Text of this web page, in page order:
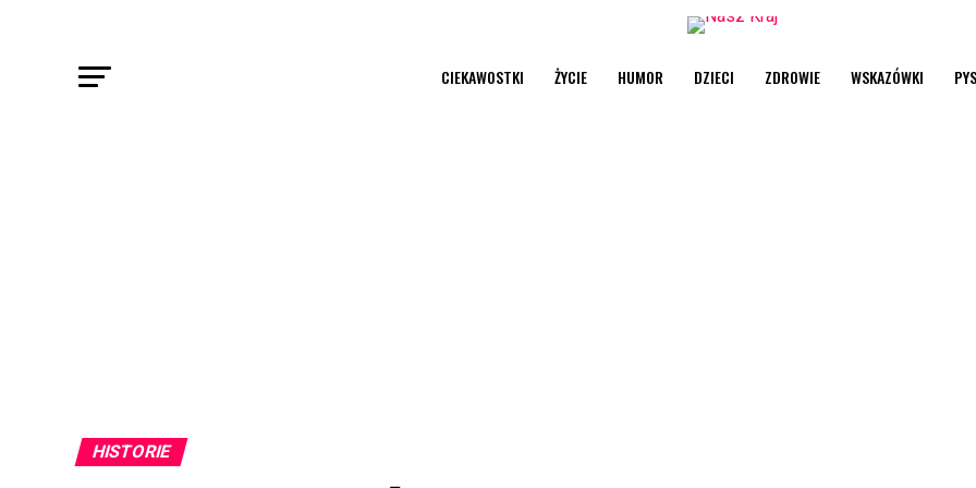
CIEKAWOSTKI ŻYCIE HUMOR DZIECI ZDROWIE WSKAZÓWKI
HISTORIE